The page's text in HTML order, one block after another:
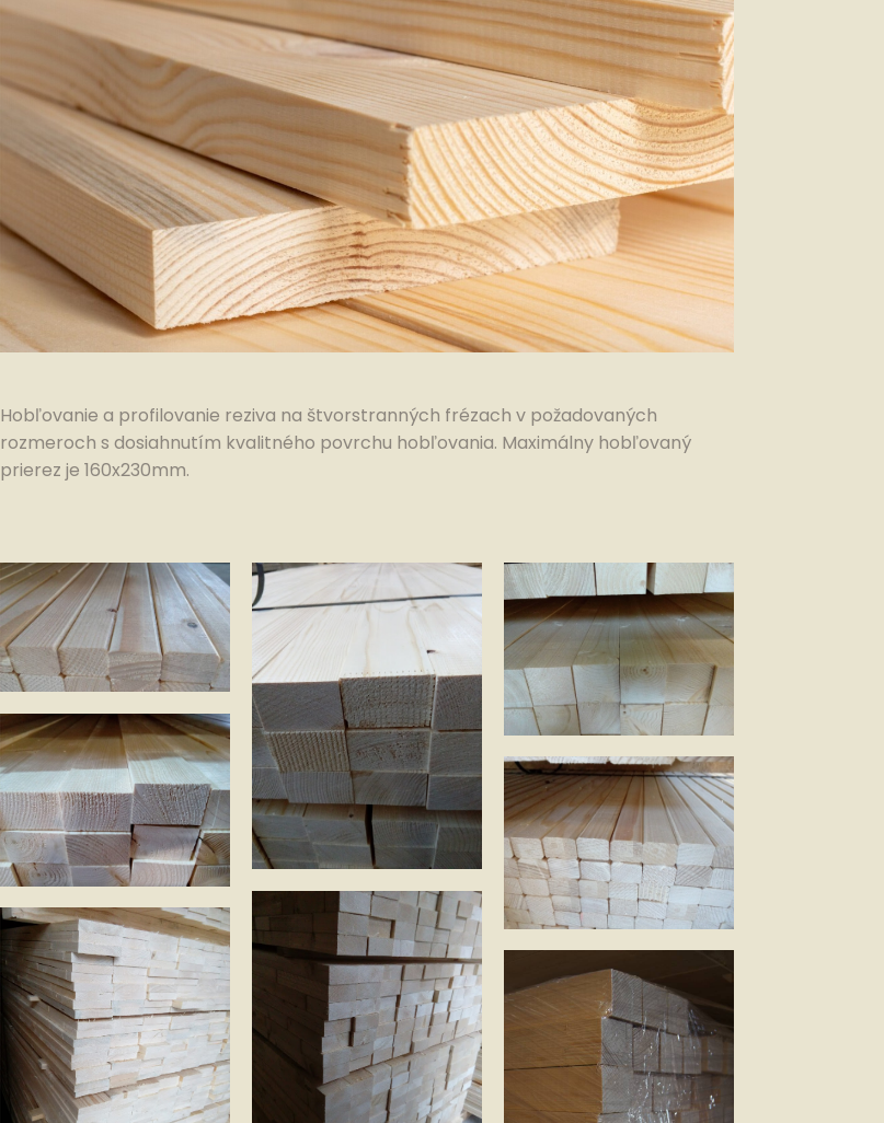
Hobľovanie a profilovanie reziva na štvorstranných frézach v požadovaných
rozmeroch s dosiahnutím kvalitného povrchu hobľovania. Maximálny hobľovaný
prierez je 160x230mm.